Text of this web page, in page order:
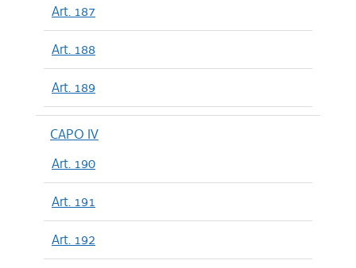
Art. 187
Art. 188
Art. 189
CAPO IV
Art. 190
Art. 191
Art. 192